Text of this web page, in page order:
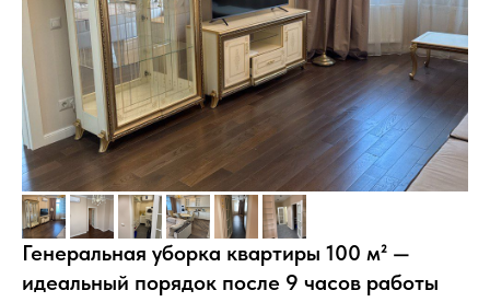
Генеральная уборка квартиры 100 м² —
идеальный порядок после 9 часов работы